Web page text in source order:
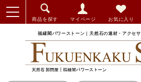
商品を探す マイページ お気に入り
福縁閣パワーストーン｜天然石の連材・アクセ